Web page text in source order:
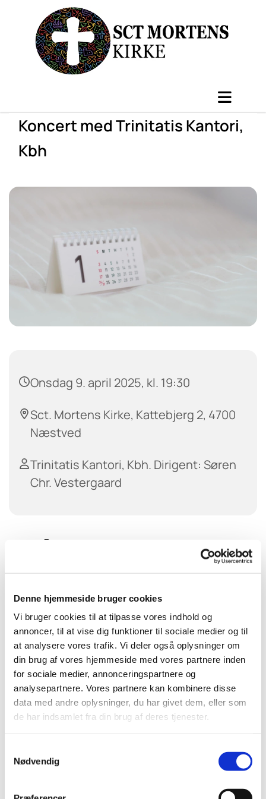
Denne hjemmeside bruger cookies
Vi bruger cookies til at tilpasse vores indhold og
annoncer, til at vise dig funktioner til sociale medier og til
at analysere vores trafik. Vi deler også oplysninger om
din brug af vores hjemmeside med vores partnere inden
for sociale medier, annonceringspartnere og
analysepartnere. Vores partnere kan kombinere disse
data med andre oplysninger, du har givet dem, eller som
de har indsamlet fra din brug af deres tjenester.
Nødvendig
Koncert med Trinitatis Kantori,
Kbh
Onsdag 9. april 2025, kl. 19:30
Sct. Mortens Kirke, Kattebjerg 2, 4700
Næstved
Trinitatis Kantori, Kbh. Dirigent: Søren
Chr. Vestergaard
Du vil måske også kunne lide...